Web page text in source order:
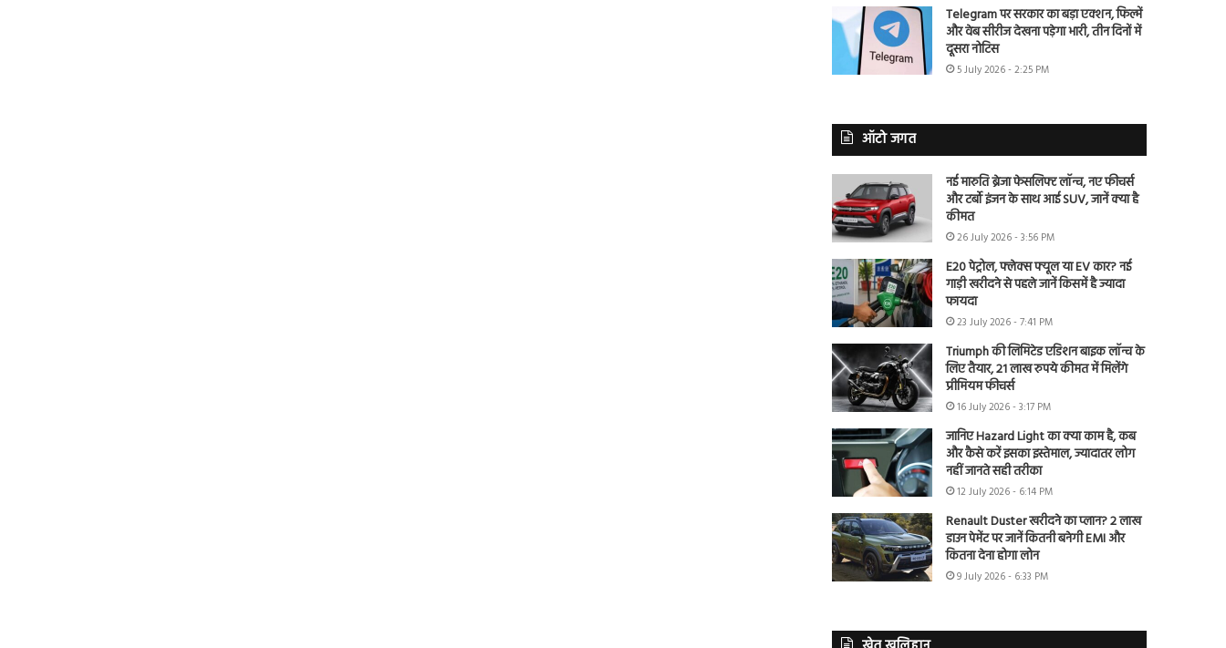
Telegram पर सरकार का बड़ा एक्शन, फिल्में
और वेब सीरीज देखना पड़ेगा भारी, तीन दिनों में
दूसरा नोटिस
5 July 2026 - 2:25 PM
ऑटो जगत
नई मारुति ब्रेजा फेसलिफ्ट लॉन्च, नए फीचर्स
और टर्बो इंजन के साथ आई SUV, जानें क्या है
कीमत
26 July 2026 - 3:56 PM
E20 पेट्रोल, फ्लेक्स फ्यूल या EV कार? नई
गाड़ी खरीदने से पहले जानें किसमें है ज्यादा
फायदा
23 July 2026 - 7:41 PM
Triumph की लिमिटेड एडिशन बाइक लॉन्च के
लिए तैयार, 21 लाख रुपये कीमत में मिलेंगे
प्रीमियम फीचर्स
16 July 2026 - 3:17 PM
जानिए Hazard Light का क्या काम है, कब
और कैसे करें इसका इस्तेमाल, ज्यादातर लोग
नहीं जानते सही तरीका
12 July 2026 - 6:14 PM
Renault Duster खरीदने का प्लान? 2 लाख
डाउन पेमेंट पर जानें कितनी बनेगी EMI और
कितना देना होगा लोन
9 July 2026 - 6:33 PM